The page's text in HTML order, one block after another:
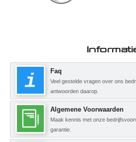
Faq
Veel gestelde vragen over ons
antwoorden daarop.
Algemene Voorwaarden
Maak kennis met onze
garantie.